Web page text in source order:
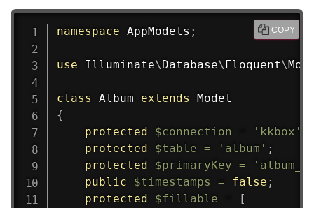
namespace AppModels ;
use Illuminate\ Database\ Eloquent\
class Album extends
Model
{
protected
$connection = 'kkbox'
protected
$table = 'album' ;
protected
$primaryKey =
public
$timestamps = false ;
protected
$fillable =
[
COPY